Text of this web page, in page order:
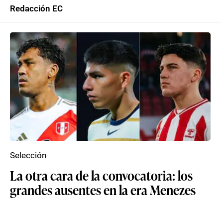
Redacción EC
La otra cara de la convocatoria: los
grandes ausentes en la era Menezes
Selección